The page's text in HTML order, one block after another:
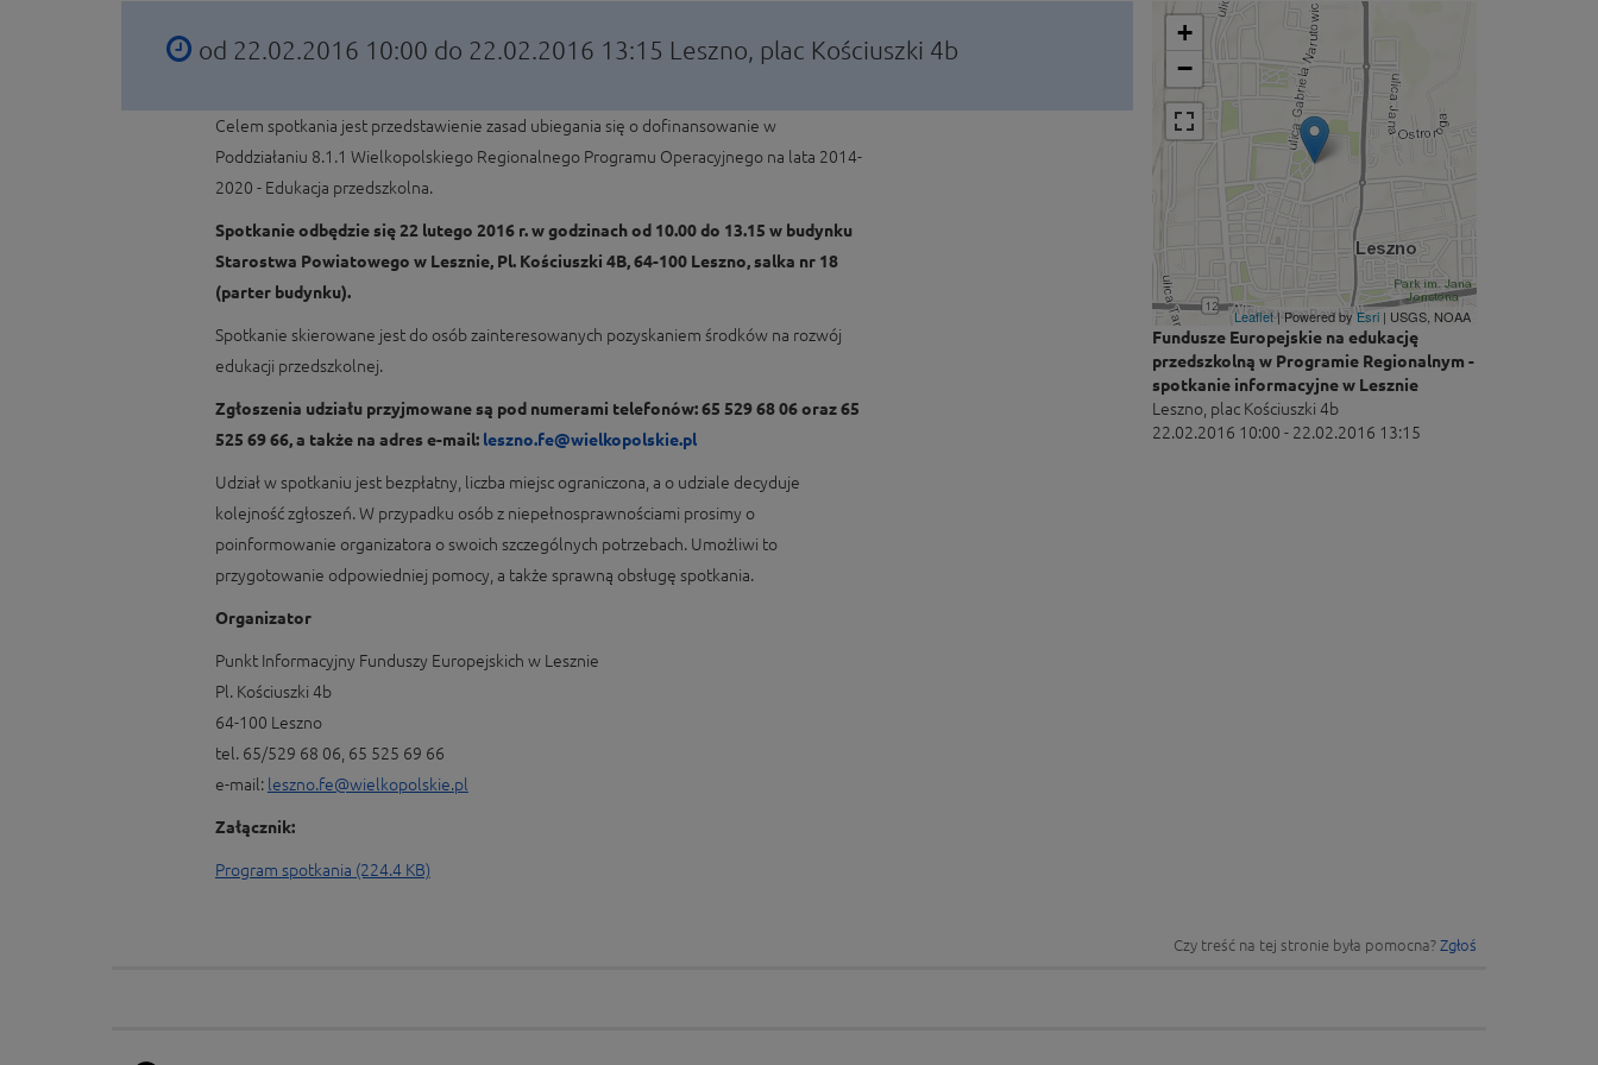
od 22.02.2016 10:00 do 22.02.2016 13:15 Leszno, plac Kościuszki 4b
Celem spotkania jest przedstawienie zasad ubiegania się o dofinansowanie w
Poddziałaniu 8.1.1 Wielkopolskiego Regionalnego Programu Operacyjnego na lata 2014-
2020 - Edukacja przedszkolna.
Spotkanie odbędzie się 22 lutego 2016 r. w godzinach od 10.00 do 13.15 w budynku
Starostwa Powiatowego w Lesznie, Pl. Kościuszki 4B, 64-100 Leszno, salka nr 18
(parter budynku).
Spotkanie skierowane jest do osób zainteresowanych pozyskaniem środków na rozwój
edukacji przedszkolnej.
Zgłoszenia udziału przyjmowane są pod numerami telefonów: 65 529 68 06 oraz 65
525 69 66, a także na adres e-mail: leszno.fe@wielkopolskie.pl
Udział w spotkaniu jest bezpłatny, liczba miejsc ograniczona, a o udziale decyduje
kolejność zgłoszeń. W przypadku osób z niepełnosprawnościami prosimy o
poinformowanie organizatora o swoich szczególnych potrzebach. Umożliwi to
przygotowanie odpowiedniej pomocy, a także sprawną obsługę spotkania.
Organizator
Punkt Informacyjny Funduszy Europejskich w Lesznie
Pl. Kościuszki 4b
64-100 Leszno
tel. 65/529 68 06, 65 525 69 66
e-mail: leszno.fe@wielkopolskie.pl
Załącznik:
Program spotkania (224.4 KB)
+
−
Leaflet| Powered by Esri | USGS, NOAA
Fundusze Europejskie na edukację
przedszkolną w Programie Regionalnym -
spotkanie informacyjne w Lesznie
Leszno, plac Kościuszki 4b
22.02.2016 10:00 - 22.02.2016 13:15
Czy treść na tej stronie była pomocna? Zgłoś